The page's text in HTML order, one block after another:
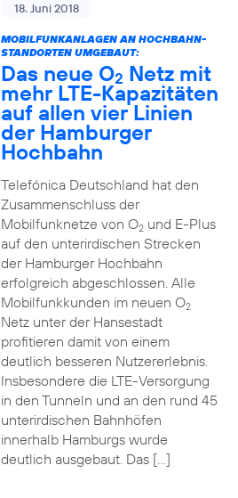
18. Juni 2018
MOBILFUNKANLAGEN AN HOCHBAHN-
STANDORTEN UMGEBAUT:
Das neue O2 Netz mit
mehr LTE-Kapazitäten
auf allen vier Linien
der Hamburger
Hochbahn
Telefónica Deutschland hat den
Zusammenschluss der
Mobilfunknetze von O2und E-Plus
auf den unterirdischen Strecken
der Hamburger Hochbahn
erfolgreich abgeschlossen. Alle
Mobilfunkkunden im neuen O2
Netz unter der Hansestadt
profitieren damit von einem
deutlich besseren Nutzererlebnis.
Insbesondere die LTE-Versorgung
in den Tunneln und an den rund 45
unterirdischen Bahnhöfen
innerhalb Hamburgs wurde
deutlich ausgebaut. Das […]